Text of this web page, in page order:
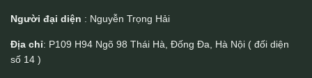
Người đại diện : Nguyễn Trọng Hải
Địa chỉ: P109 H94 Ngõ 98 Thái Hà, Đống Đa, Hà Nội ( đối diện
số 14 )